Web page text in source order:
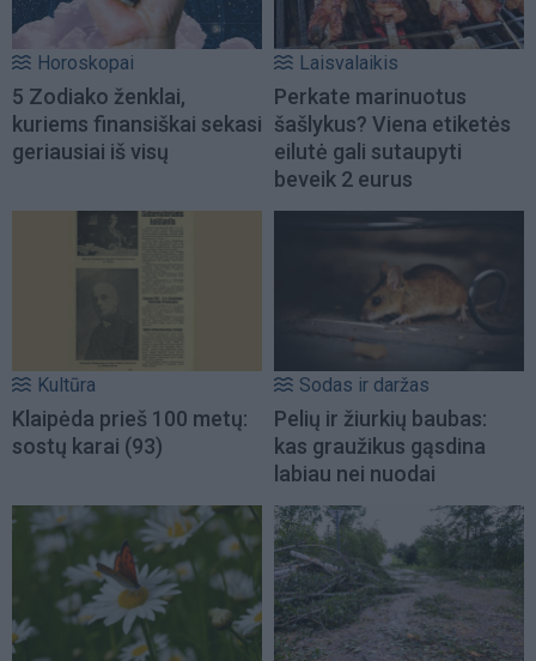
Horoskopai
5 Zodiako ženklai,
kuriems finansiškai sekasi
geriausiai iš visų
Laisvalaikis
Perkate marinuotus
šašlykus? Viena etiketės
eilutė gali sutaupyti
beveik 2 eurus
Kultūra
Klaipėda prieš 100 metų:
sostų karai (93)
Sodas ir daržas
Pelių ir žiurkių baubas:
kas graužikus gąsdina
labiau nei nuodai